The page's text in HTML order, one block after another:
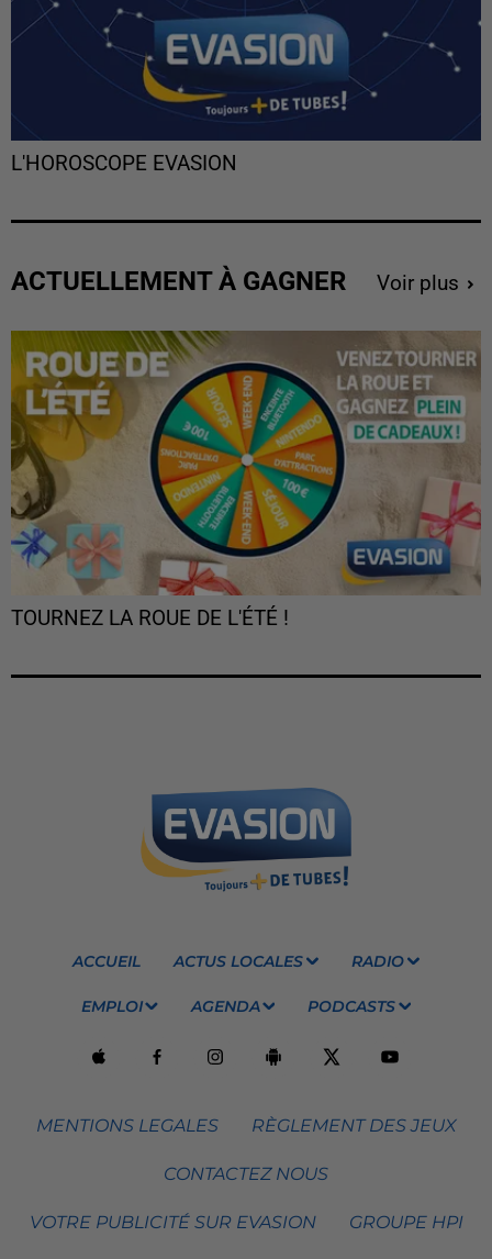
L'HOROSCOPE EVASION
ACTUELLEMENT À GAGNER Voir plus
TOURNEZ LA ROUE DE L'ÉTÉ !
ACCUEIL ACTUS LOCALES RADIO
EMPLOI AGENDA PODCASTS
MENTIONS LEGALES RÈGLEMENT DES JEUX
CONTACTEZ NOUS
VOTRE PUBLICITÉ SUR EVASION GROUPE HPI